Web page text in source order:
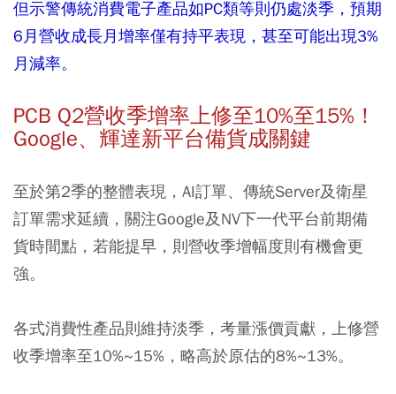
但示警傳統消費電子產品如PC類等則仍處淡季，預期
6月營收成長月增率僅有持平表現，甚至可能出現3%
月減率。
PCB Q2營收季增率上修至10%至15%！
Google、輝達新平台備貨成關鍵
至於第2季的整體表現，AI訂單、傳統Server及衛星
訂單需求延續，關注Google及NV下一代平台前期備
貨時間點，若能提早，則營收季增幅度則有機會更
強。
各式消費性產品則維持淡季，考量漲價貢獻，上修營
收季增率至10%~15%，略高於原估的8%~13%。